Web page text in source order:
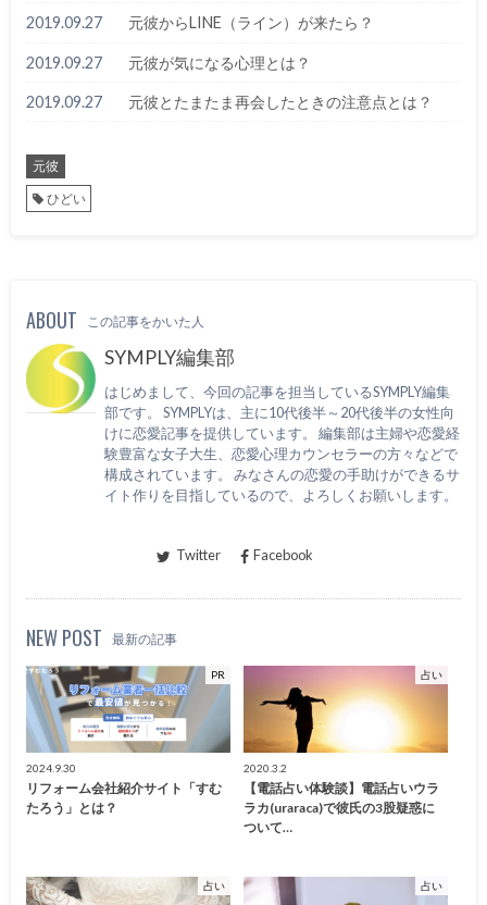
2019.09.27 元彼からLINE（ライン）が来たら？
2019.09.27 元彼が気になる心理とは？
2019.09.27 元彼とたまたま再会したときの注意点とは？
元彼
ひどい
ABOUT この記事をかいた人
SYMPLY編集部
はじめまして、今回の記事を担当しているSYMPLY編集
部です。 SYMPLYは、主に10代後半～20代後半の女性向
けに恋愛記事を提供しています。 編集部は主婦や恋愛経
験豊富な女子大生、恋愛心理カウンセラーの方々などで
構成されています。 みなさんの恋愛の手助けができるサ
イト作りを目指しているので、よろしくお願いします。
Twitter Facebook
NEW POST 最新の記事
PR
2024.9.30
リフォーム会社紹介サイト「すむ
たろう」とは？
占い
2020.3.2
【電話占い体験談】電話占いウラ
ラカ(uraraca)で彼氏の3股疑惑に
ついて…
占い 占い